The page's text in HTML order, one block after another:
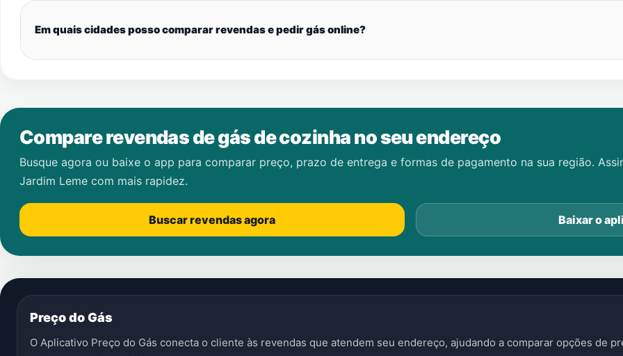
Em quais cidades posso comparar revendas e pedir gás online?
Compare revendas de gás de cozinha no seu endereço
Busque agora ou baixe o app para comparar preço, prazo de entrega e formas de pagamento na sua região.
Jardim Leme com mais rapidez.
Buscar revendas agora Baixar o
Preço do Gás
O Aplicativo Preço do Gás conecta o cliente às revendas que atendem seu endereço, ajudando a comparar opções de